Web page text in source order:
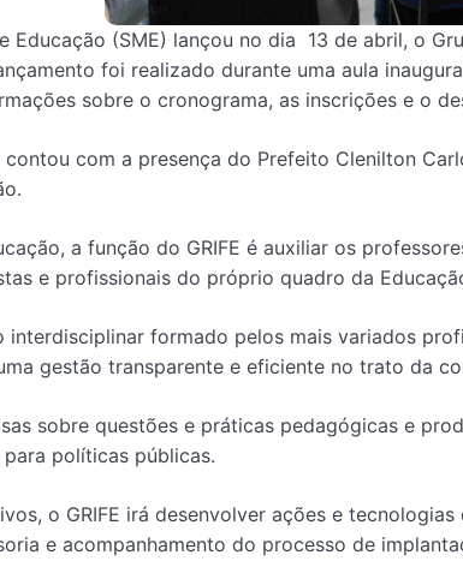
Educação (SME) lançou no dia 13 de abril, o
foi realizado durante uma aula
sobre o cronograma, as inscrições e o
com a presença do Prefeito Clenilton
a função do GRIFE é auxiliar os
e profissionais do próprio quadro da
interdisciplinar formado pelos mais variados
gestão transparente e eficiente no trato da
sobre questões e práticas pedagógicas e
políticas públicas.
o GRIFE irá desenvolver ações e
e acompanhamento do processo de